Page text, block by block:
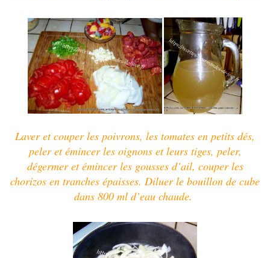
Laver et couper les poivrons, les tomates en petits dés,
peler et émincer les oignons et leurs tiges, peler,
dégermer et émincer les gousses d’ail, couper les
chorizos en tranches épaisses. Diluer le bouillon de cube
dans 800 ml d’eau chaude.